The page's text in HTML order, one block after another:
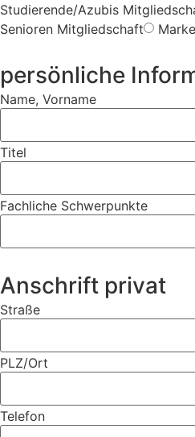
Studierende/Azubis
Senioren Mitgliedschaft
persönliche
Name, Vorname
Titel
Fachliche Schwerpunkte
Anschrift privat
Straße
PLZ/Ort
Telefon